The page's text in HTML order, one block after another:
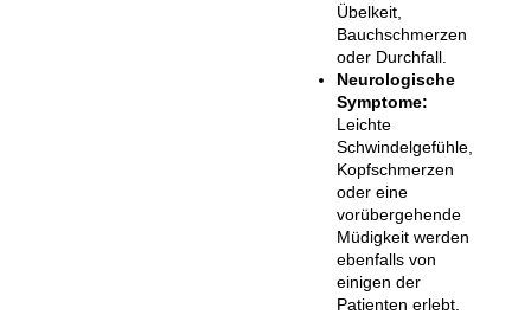
Übelkeit,
Bauchschmerzen
oder Durchfall.
Neurologische
Symptome:
Leichte
Schwindelgefühle,
Kopfschmerzen
oder eine
vorübergehende
Müdigkeit werden
ebenfalls von
einigen der
Patienten erlebt.